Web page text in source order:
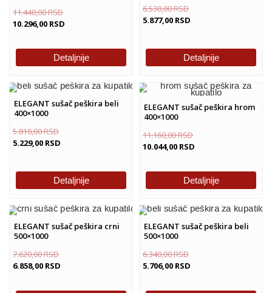
11.440,00RSD
10.296,00 RSD
Detaljnije
6.530,00RSD
5.877,00 RSD
Detaljnije
ELEGANT sušač peškira beli
400×1000
5.810,00RSD
5.229,00 RSD
Detaljnije
ELEGANT sušač peškira hrom
400×1000
11.160,00RSD
10.044,00 RSD
Detaljnije
ELEGANT sušač peškira crni
500×1000
7.620,00RSD
6.858,00 RSD
ELEGANT sušač peškira beli
500×1000
6.340,00RSD
5.706,00 RSD